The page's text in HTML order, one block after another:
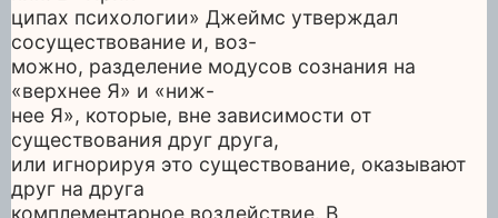
ципах психологии» Джеймс утверждал
сосуществование и, воз-
можно, разделение модусов сознания на
«верхнее Я» и «ниж-
нее Я», которые, вне зависимости от
существования друг друга,
или игнорируя это существование, оказывают
друг на друга
комплементарное воздействие. В